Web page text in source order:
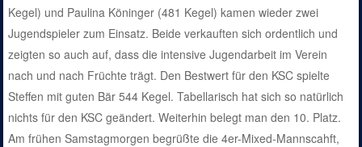
Kegel) und Paulina Köninger (481 Kegel) kamen wieder zwei
Jugendspieler zum Einsatz. Beide verkauften sich ordentlich und
zeigten so auch auf, dass die intensive Jugendarbeit im Verein
nach und nach Früchte trägt. Den Bestwert für den KSC spielte
Steffen mit guten Bär 544 Kegel. Tabellarisch hat sich so natürlich
nichts für den KSC geändert. Weiterhin belegt man den 10. Platz.
Am frühen Samstagmorgen begrüßte die 4er-Mixed-Mannscahft,